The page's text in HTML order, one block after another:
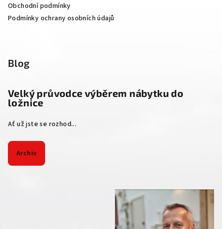
Obchodní podmínky
Podmínky ochrany osobních údajů
Blog
Velký průvodce výběrem nábytku do
ložnice
Ať už jste se rozhod...
Archiv